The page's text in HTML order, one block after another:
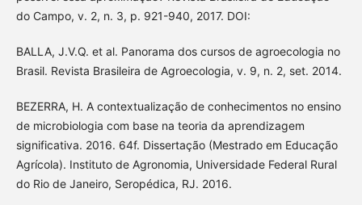
do Campo, v. 2, n. 3, p. 921-940, 2017. DOI:
BALLA, J.V.Q. et al. Panorama dos cursos de agroecologia no
Brasil. Revista Brasileira de Agroecologia, v. 9, n. 2, set. 2014.
BEZERRA, H. A contextualização de conhecimentos no ensino
de microbiologia com base na teoria da aprendizagem
significativa. 2016. 64f. Dissertação (Mestrado em Educação
Agrícola). Instituto de Agronomia, Universidade Federal Rural
do Rio de Janeiro, Seropédica, RJ. 2016.